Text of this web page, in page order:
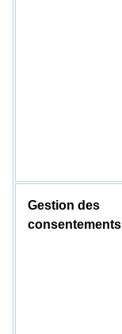
Gestion des
consentements